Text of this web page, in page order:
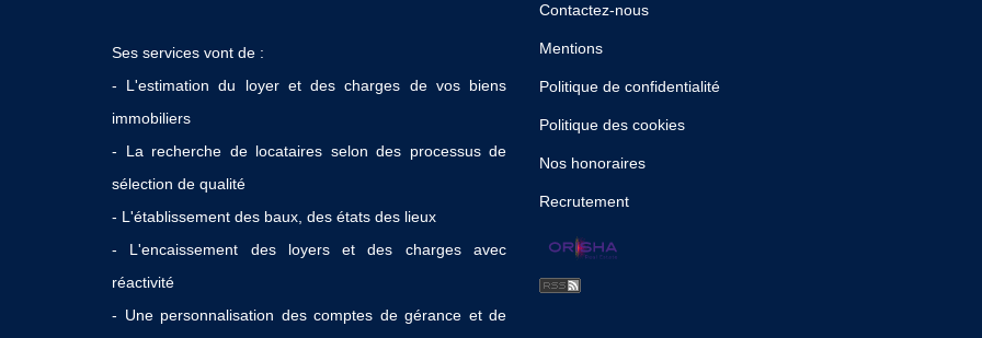
Ses services vont de :
- L'estimation du loyer et des charges de vos biens
immobiliers
- La recherche de locataires selon des processus de
sélection de qualité
- L'établissement des baux, des états des lieux
- L'encaissement des loyers et des charges avec
réactivité
- Une personnalisation des comptes de gérance et de
Contactez-nous
Mentions
Politique de confidentialité
Politique des cookies
Nos honoraires
Recrutement